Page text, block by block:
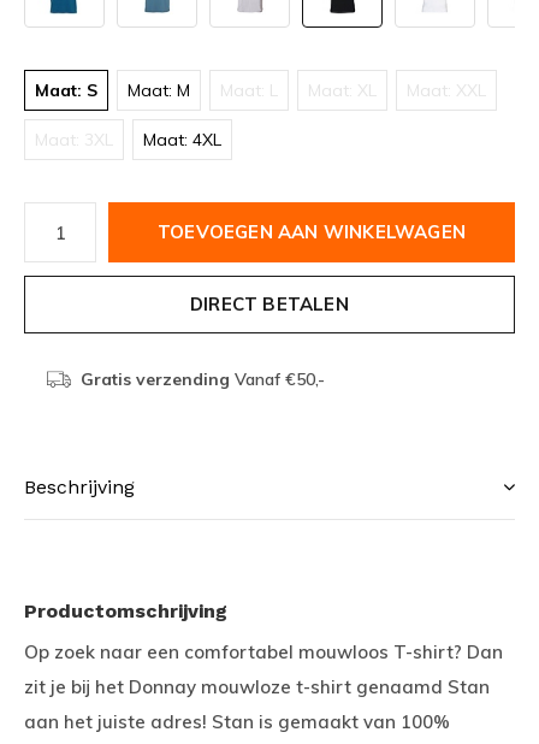
Maat: S Maat: M Maat: L Maat: XL Maat: XXL
Maat: 3XL Maat: 4XL
TOEVOEGEN AAN WINKELWAGEN
DIRECT BETALEN
Gratis verzending Vanaf €50,-
Beschrijving
Productomschrijving
Op zoek naar een comfortabel mouwloos T-shirt? Dan
zit je bij het Donnay mouwloze t-shirt genaamd Stan
aan het juiste adres! Stan is gemaakt van 100%